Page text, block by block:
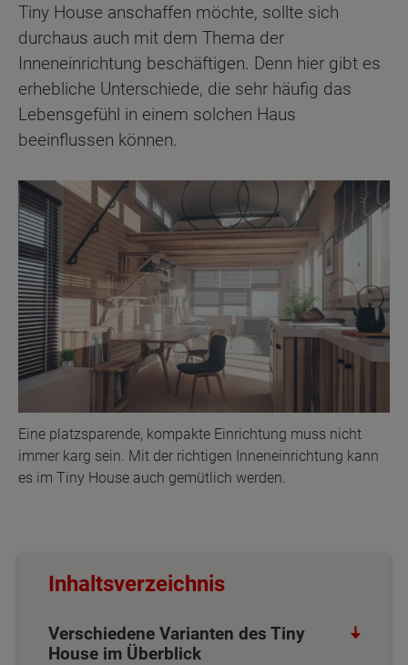
Eine platzsparende, kompakte Einrichtung muss nicht
immer karg sein. Mit der richtigen Inneneinrichtung kann
es im Tiny House auch gemütlich werden.
Tiny House anschaffen möchte, sollte sich
durchaus auch mit dem Thema der
Inneneinrichtung beschäftigen. Denn hier gibt es
erhebliche Unterschiede, die sehr häufig das
Lebensgefühl in einem solchen Haus
beeinflussen können.
Inhaltsverzeichnis
Verschiedene Varianten des Tiny
House im Überblick